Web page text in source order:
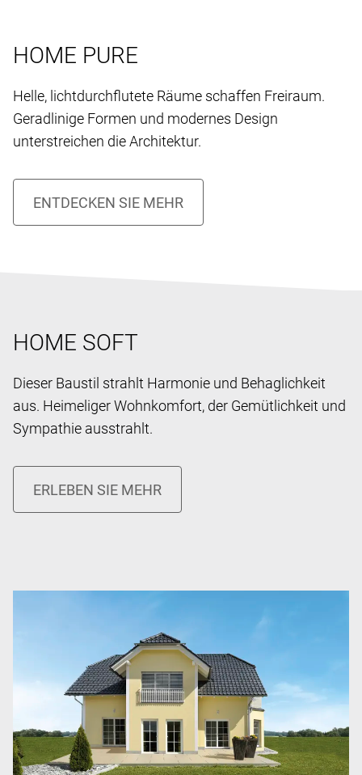
HOME PURE
Helle, lichtdurchflutete Räume schaffen Freiraum.
Geradlinige Formen und modernes Design
unterstreichen die Architektur.
HOME SOFT
Dieser Baustil strahlt Harmonie und Behaglichkeit
aus. Heimeliger Wohnkomfort, der Gemütlichkeit und
Sympathie ausstrahlt.